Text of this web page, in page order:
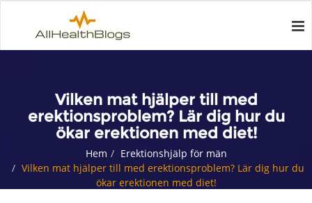
Vilken mat hjälper till med
erektionsproblem? Lär dig hur du
ökar erektionen med diet!
Hem
Erektionshjälp för män
Vilken mat hjälper till med erektionsproblem? Lär dig hur du
ökar erektionen med diet!